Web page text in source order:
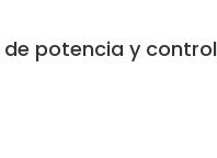
potencia y control